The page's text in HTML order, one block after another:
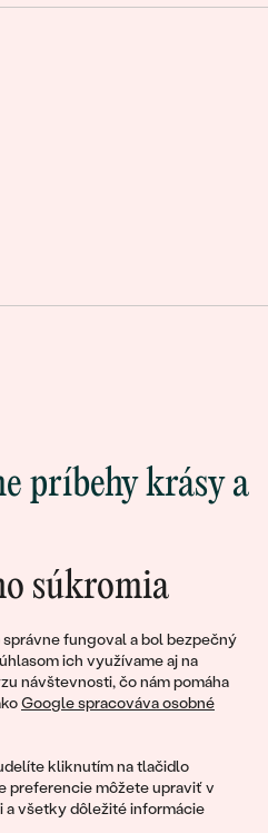
súkromia
fungoval a bol bezpečný
ich využívame aj na
návštevnosti, čo nám pomáha
Google spracováva osobné
kliknutím na tlačidlo
preferencie môžete upraviť v
a všetky dôležité informácie
príbehy krásy a